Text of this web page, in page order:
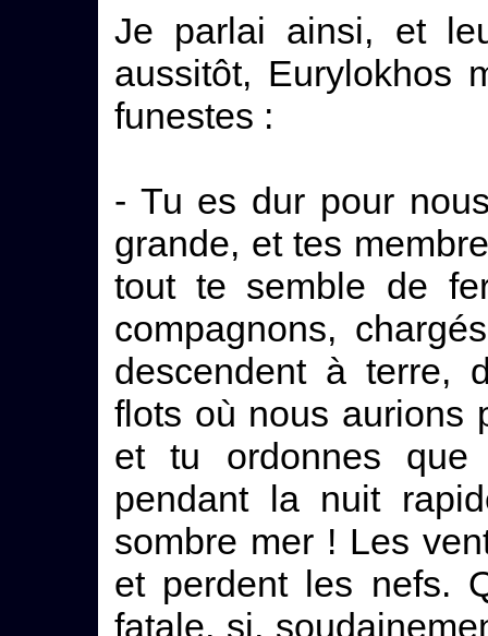
Je parlai ainsi, et
aussitôt, Eurylokhos
funestes :
- Tu es dur pour
grande, et tes
tout te semble de
compagnons,
descendent à terre,
flots où nous aurions
et tu ordonnes que
pendant la nuit
sombre mer ! Les
et perdent les nefs.
fatale, si,